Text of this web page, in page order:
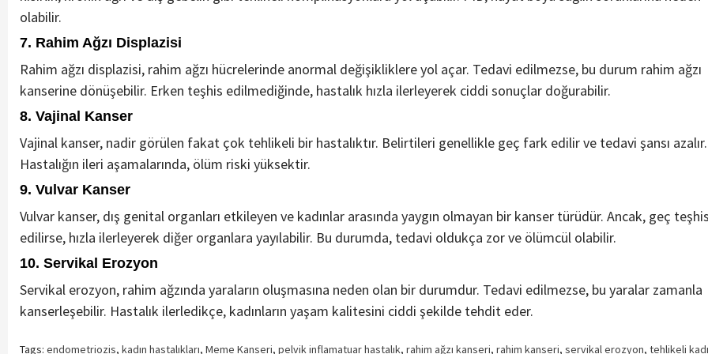
olabilir.
7. Rahim Ağzı Displazisi
Rahim ağzı displazisi, rahim ağzı hücrelerinde anormal değişikliklere yol açar. Tedavi edilmezse, bu durum rahim ağzı
kanserine dönüşebilir. Erken teşhis edilmediğinde, hastalık hızla ilerleyerek ciddi sonuçlar doğurabilir.
8. Vajinal Kanser
Vajinal kanser, nadir görülen fakat çok tehlikeli bir hastalıktır. Belirtileri genellikle geç fark edilir ve tedavi şansı azalır.
Hastalığın ileri aşamalarında, ölüm riski yüksektir.
9. Vulvar Kanser
Vulvar kanser, dış genital organları etkileyen ve kadınlar arasında yaygın olmayan bir kanser türüdür. Ancak, geç
edilirse, hızla ilerleyerek diğer organlara yayılabilir. Bu durumda, tedavi oldukça zor ve ölümcül olabilir.
10. Servikal Erozyon
Servikal erozyon, rahim ağzında yaraların oluşmasına neden olan bir durumdur. Tedavi edilmezse, bu yaralar zamanla
kanserleşebilir. Hastalık ilerledikçe, kadınların yaşam kalitesini ciddi şekilde tehdit eder.
Tags: endometriozis, kadın hastalıkları, Meme Kanseri, pelvik inflamatuar hastalık, rahim ağzı kanseri, rahim kanseri, servikal erozyon, tehlikeli